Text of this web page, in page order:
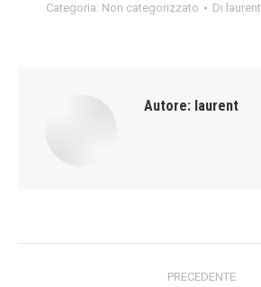
Categoria: Non categorizzato Di laurent
Autore: laurent
PRECEDENTE